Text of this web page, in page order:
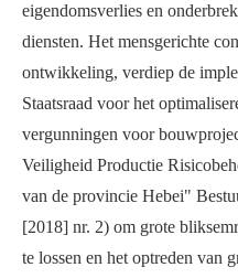
eigendomsverlies en
diensten. Het mensgerichte
ontwikkeling, verdiep de
Staatsraad voor het
vergunningen voor
Veiligheid Productie
van de provincie Hebei"
[2018] nr. 2) om grote
te lossen en het optreden van